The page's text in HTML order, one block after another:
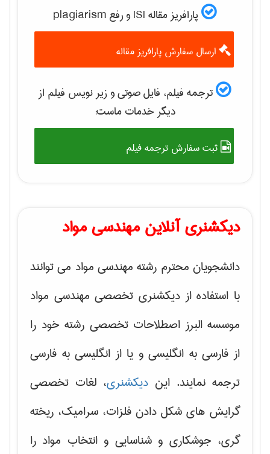
پارافریز مقاله ISI و رفع plagiarism
ارسال سفارش پارافریز مقاله
ترجمه فیلم، فایل صوتی و زیر نویس فیلم از
دیگر خدمات ماست:
ثبت سفارش ترجمه فیلم
دیکشنری آنلاین مهندسی مواد
دانشجویان محترم رشته مهندسی مواد می توانند
با استفاده از دیکشنری تخصصی مهندسی مواد
موسسه البرز اصطلاحات تخصصی رشته خود را
از فارسی به انگلیسی و یا از انگلیسی به فارسی
ترجمه نمایند. این دیکشنری، لغات تخصصی
گرایش های شکل دادن فلزات، سرامیک، ریخته
گری، جوشکاری و شناسایی و انتخاب مواد را